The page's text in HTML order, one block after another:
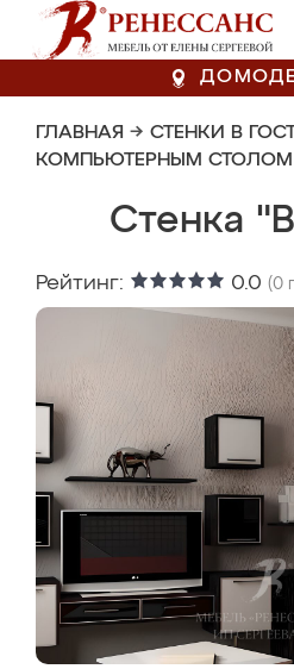
ГЛАВНАЯ → СТЕНКИ В
КОМПЬЮТЕРНЫМ СТОЛОМ
Стенка
Рейтинг: 0.0 (0